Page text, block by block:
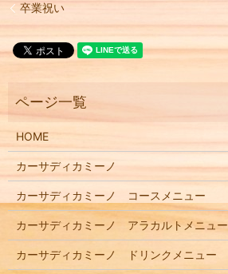
卒業祝い
HOME
カーサディカミーノ
カーサディカミーノ コースメニュー
カーサディカミーノ アラカルトメニュー
カーサディカミーノ ドリンクメニュー